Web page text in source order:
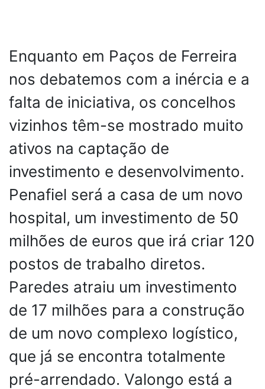
Enquanto em Paços de Ferreira
nos debatemos com a inércia e a
falta de iniciativa, os concelhos
vizinhos têm-se mostrado muito
ativos na captação de
investimento e desenvolvimento.
Penafiel será a casa de um novo
hospital, um investimento de 50
milhões de euros que irá criar 120
postos de trabalho diretos.
Paredes atraiu um investimento
de 17 milhões para a construção
de um novo complexo logístico,
que já se encontra totalmente
pré-arrendado. Valongo está a